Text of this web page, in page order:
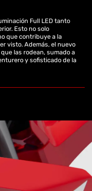
Full LED tanto
Esto no solo
que contribuye a la
visto. Además, el nuevo
las rodean, sumado a
y sofisticado de la